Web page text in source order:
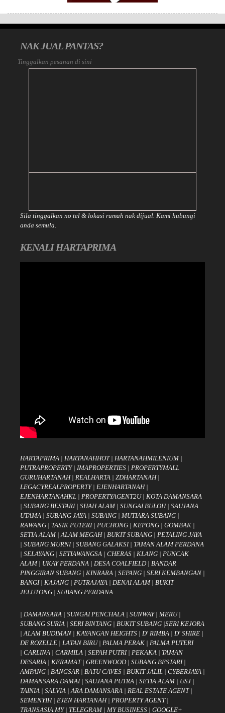
NAK JUAL PANTAS?
Tinggalkan pesanan di sini
Sila tinggalkan no tel & lokasi rumah nak dijual. Kami hubungi
anda semula.
KENALI HARTAPRIMA
HARTAPRIMA | HARTANAHHOT| HARTANAHMILENIUM|
PUTRAPROPERTY| IMAPROPERTIES | PROPERTYMALL
GURUHARTANAH| REALHARTA | ZDHARTANAH|
LEGACYREALPROPERTY| EJENHARTANAH|
EJENHARTANAHKL | PROPERTYAGENT2U| KOTA DAMANSARA
| SUBANG BESTARI| SHAH ALAM| SUNGAI BULOH| SAUJANA
UTAMA | SUBANG JAYA | SUBANG | MUTIARA SUBANG |
RAWANG | TASIK PUTERI| PUCHONG | KEPONG | GOMBAK |
SETIA ALAM| ALAM MEGAH| BUKIT SUBANG | PETALING JAYA
| SUBANG MURNI| SUBANG GALAKSI| TAMAN ALAM PERDANA
| SELAYANG | SETIAWANGSA | CHERAS | KLANG | PUNCAK
ALAM| UKAY PERDANA | DESA COALFIELD| BANDAR
PINGGIRAN SUBANG | KINRARA | SEPANG | SERI KEMBANGAN |
BANGI| KAJANG | PUTRAJAYA | DENAI ALAM| BUKIT
JELUTONG | SUBANG PERDANA
| DAMANSARA | SUNGAI PENCHALA | SUNWAY| MERU|
SUBANG SURIA | SERI BINTANG | BUKIT SUBANG |SERI KEJORA
| ALAM BUDIMAN | KAYANGAN HEIGHTS | D' RIMBA | D' SHIRE |
DE ROZELLE | LATAN BIRU| PALMA PERAK | PALMA PUTERI
| CARLINA | CARMILA | SEPAH PUTRI| PEKAKA | TAMAN
DESARIA | KERAMAT| GREENWOOD| SUBANG BESTARI|
AMPANG | BANGSAR | BATU CAVES | BUKIT JALIL | CYBERJAYA |
DAMANSARA DAMAI| SAUJANA PUTRA | SETIA ALAM| USJ |
TAINIA | SALVIA | ARA DAMANSARA | REAL ESTATE AGENT |
SEMENYIH| EJEN HARTANAH| PROPERTY AGENT|
TRANSASIA.MY| TELEGRAM| MY BUSINESS | GOOGLE+